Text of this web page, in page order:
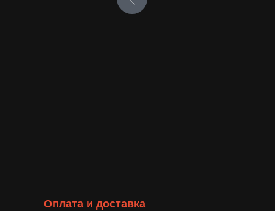
Оплата и доставка